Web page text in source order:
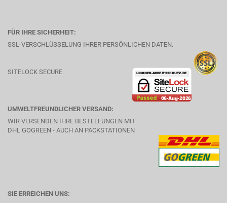
FÜR IHRE SICHERHEIT:
SSL-VERSCHLÜSSELUNG IHRER PERSÖNLICHEN DATEN.
SITELOCK SECURE
UMWELTFREUNDLICHER VERSAND:
WIR VERSENDEN IHRE BESTELLUNGEN MIT
DHL GOGREEN - AUCH AN PACKSTATIONEN
SIE ERREICHEN UNS: